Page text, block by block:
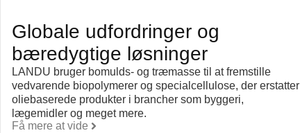
Globale udfordringer og
bæredygtige løsninger
LANDU bruger bomulds- og træmasse til at fremstille
vedvarende biopolymerer og specialcellulose, der erstatter
oliebaserede produkter i brancher som byggeri,
lægemidler og meget mere.
Få mere at vide